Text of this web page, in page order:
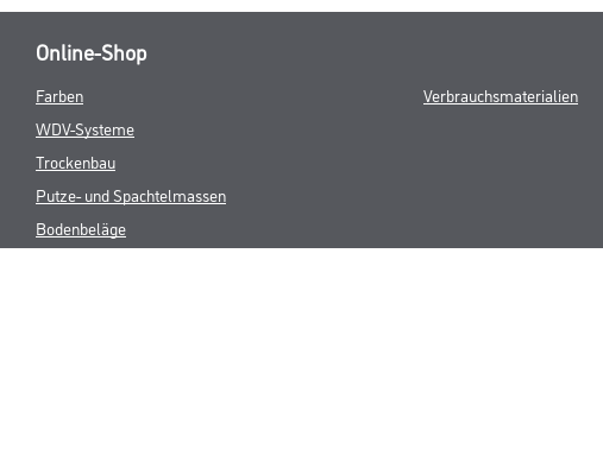
Online-Shop
Farben
WDV-Systeme
Trockenbau
Putze- und Spachtelmassen
Bodenbeläge
Verbrauchsmaterialien